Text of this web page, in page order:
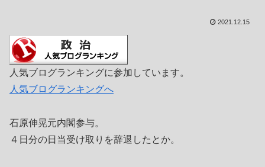
2021.12.15
人気ブログランキングに参加しています。
人気ブログランキングへ
石原伸晃元内閣参与。
４日分の日当受け取りを辞退したとか。